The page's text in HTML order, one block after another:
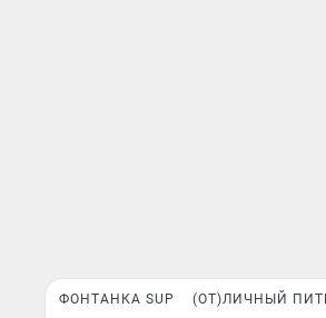
ФОНТАНКА SUP (ОТ)ЛИЧНЫЙ